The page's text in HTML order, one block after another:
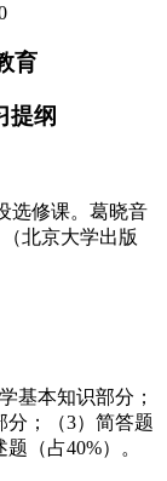
育
提纲
选修课。葛晓音
北京大学出版
基本知识部分；
分；（3）简答题
（占40%）。